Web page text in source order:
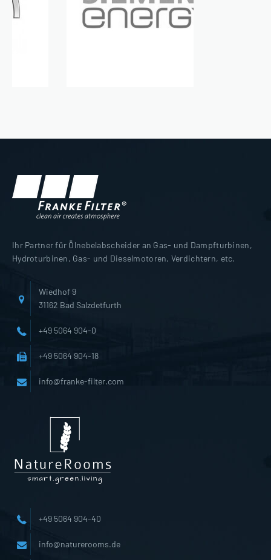
Ihr Partner für Ölnebelabscheider an Gas- und Dampfturbinen,
Hydroturbinen, Gas- und Dieselmotoren, Verdichtern, etc.
Wiedhof 9
31162 Bad Salzdetfurth
+49 5064 904-0
+49 5064 904-18
info@franke-filter.com
+49 5064 904-40
info@naturerooms.de